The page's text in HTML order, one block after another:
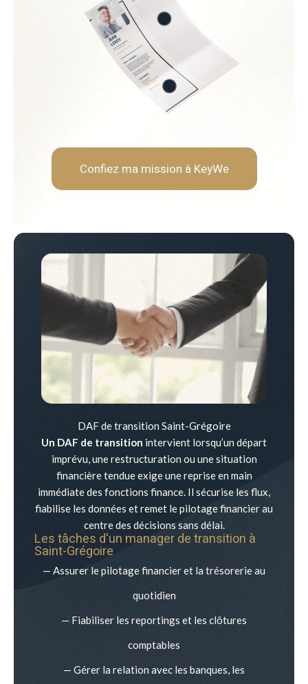
Soft Skills recherchées :
Rigueur et fiabilité
Neutralité et indépendance
Capacité d'analyse et de
Confiez ma mission à KeyWe
DAF de transition Saint-Grégoire
Un DAF de transition intervient lorsqu’un départ
imprévu, une restructuration ou une situation
financière tendue exige une reprise en main
immédiate des fonctions finance. Il sécurise les flux,
fiabilise les données et remet le pilotage financier au
centre des décisions sans délai.
Les tâches d'un manager de transition à
Saint-Grégoire
— Assurer le pilotage financier et la trésorerie au
quotidien
— Fiabiliser les reportings et les clôtures
comptables
— Gérer la relation avec les banques, les